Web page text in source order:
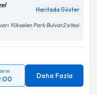
Haritada Göster
Yükselen Park Bulvar2 sitesi
Daha Fazla